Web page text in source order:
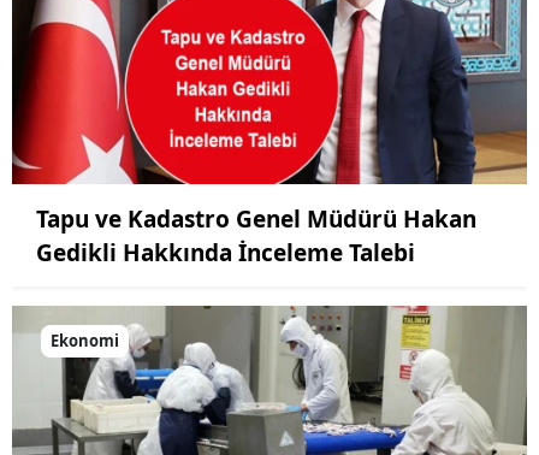
Tapu ve Kadastro Genel Müdürü Hakan
Gedikli Hakkında İnceleme Talebi
Ekonomi